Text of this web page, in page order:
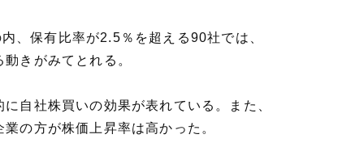
、保有比率が2.5％を超える90社では、
きがみてとれる。
自社株買いの効果が表れている。また、
の方が株価上昇率は高かった。